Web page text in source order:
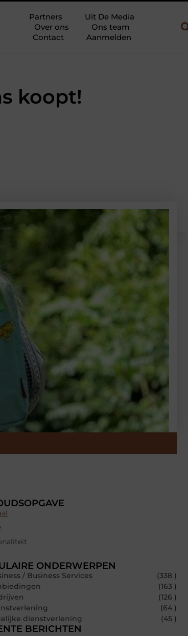
Partners
Uit De Media
Over ons
Ons team
Contact
Aanmelden
koopt!
ONDERWERPEN
/ Business Services
(338 )
(163 )
(126 )
(64 )
dienstverlening
(45 )
BERICHTEN